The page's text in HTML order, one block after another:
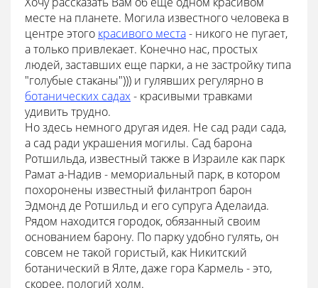
месте на планете. Могила известного человека в
центре этого красивого места- никого не пугает,
а только привлекает. Конечно нас, простых
людей, заставших еще парки, а не застройку типа
"голубые стаканы"))) и гулявших регулярно в
ботанических садах- красивыми травками
удивить трудно.
Но здесь немного другая идея. Не сад ради сада,
а сад ради украшения могилы. Сад барона
Ротшильда, известный также в Израиле как парк
Рамат а-Надив - мемориальный парк, в котором
похоронены известный филантроп барон
Эдмонд де Ротшильд и его супруга Аделаида.
Рядом находится городок, обязанный своим
основанием барону. По парку удобно гулять, он
совсем не такой гористый, как Никитский
ботанический в Ялте, даже гора Кармель - это,
скорее, пологий холм.